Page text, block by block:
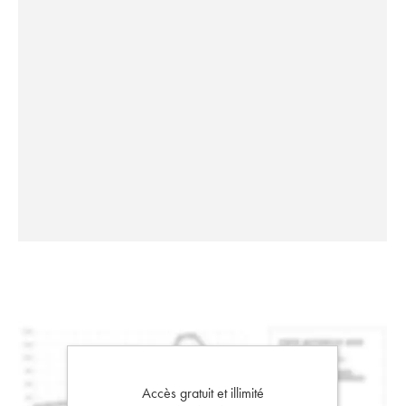
Accès gratuit et illimité